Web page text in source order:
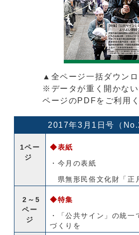
▲全ページ一括ダウンロ
※データが重く開かな
ページのPDFをご利用く
2017年3月1日号（
1ペー
ジ
◆表紙
・今月の表紙
県無形民俗文化財「正
2～5
ペー
ジ
◆特集
・「公共サイン」の統一
づくりを